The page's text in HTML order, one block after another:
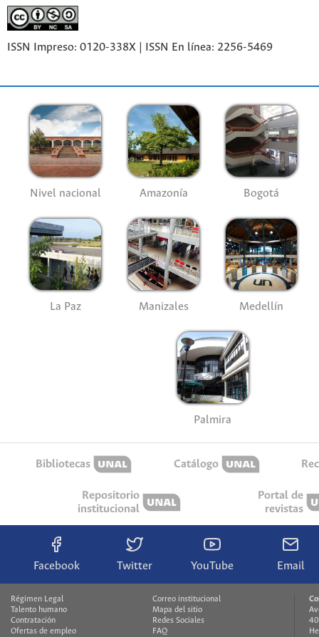
ISSN Impreso: 0120-338X | ISSN En línea: 2256-5469
Nivel nacional Amazonía Bogotá
La Paz Manizales Medellín
Palmira
Bibliotecas Catálogo
Repositorio
institucional
Portal de
revistas
Facebook Twitter YouTube Email
Régimen Legal
Talento humano
Contratación
Ofertas de empleo
Correo institucional
Mapa del sitio
Redes Sociales
FAQ